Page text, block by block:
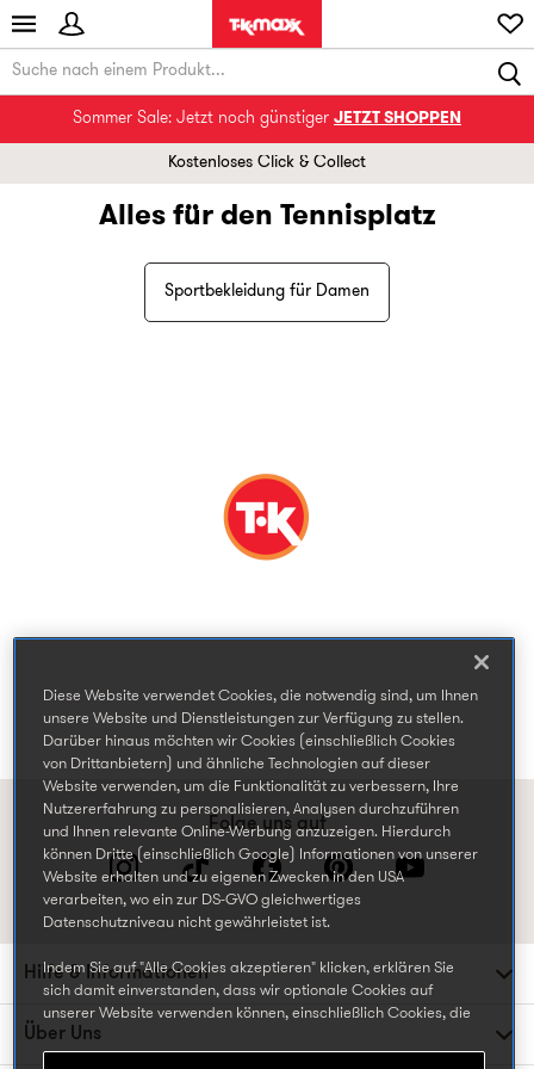
Sommer Sale: Jetzt noch günstiger JETZT SHOPPEN
Kostenloses Click & Collect
Alles für den Tennisplatz
Sportbekleidung für Damen
Folge uns auf
Hilfe & Informationen
Über Uns
Diese Website verwendet Cookies, die notwendig sind, um Ihnen
unsere Website und Dienstleistungen zur Verfügung zu stellen.
Darüber hinaus möchten wir Cookies (einschließlich Cookies
von Drittanbietern) und ähnliche Technologien auf dieser
Website verwenden, um die Funktionalität zu verbessern, Ihre
Nutzererfahrung zu personalisieren, Analysen durchzuführen
und Ihnen relevante Online-Werbung anzuzeigen. Hierdurch
können Dritte (einschließlich Google) Informationen von unserer
Website erhalten und zu eigenen Zwecken in den USA
verarbeiten, wo ein zur DS-GVO gleichwertiges
Datenschutzniveau nicht gewährleistet ist.
Indem Sie auf "Alle Cookies akzeptieren" klicken, erklären Sie
sich damit einverstanden, dass wir optionale Cookies auf
unserer Website verwenden können, einschließlich Cookies, die
von Dritten gesetzt werden, die Ihre Daten in den USA